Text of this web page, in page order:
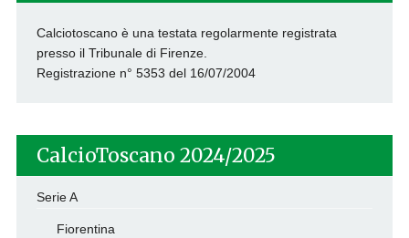
Calciotoscano è una testata regolarmente registrata
presso il Tribunale di Firenze.
Registrazione n° 5353 del 16/07/2004
CalcioToscano 2024/2025
Serie A
Fiorentina